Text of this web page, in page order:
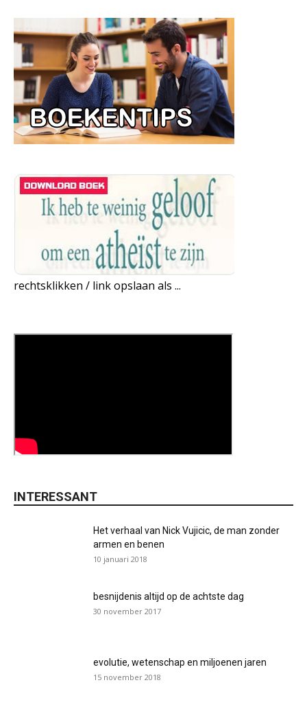
rechtsklikken / link opslaan als ...
INTERESSANT
Het verhaal van Nick Vujicic, de man zonder
armen en benen
10 januari 2018
besnijdenis altijd op de achtste dag
30 november 2017
evolutie, wetenschap en miljoenen jaren
15 november 2018